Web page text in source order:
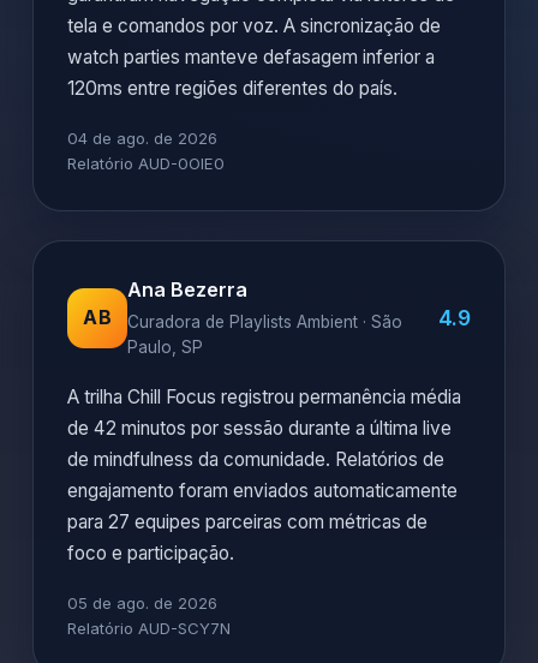
tela e comandos por voz. A sincronização de
watch parties manteve defasagem inferior a
120ms entre regiões diferentes do país.
04 de ago. de 2026
Relatório AUD-0OIE0
AB
Ana Bezerra
Curadora de Playlists Ambient · São
Paulo, SP
4.9
A trilha Chill Focus registrou permanência média
de 42 minutos por sessão durante a última live
de mindfulness da comunidade. Relatórios de
engajamento foram enviados automaticamente
para 27 equipes parceiras com métricas de
foco e participação.
05 de ago. de 2026
Relatório AUD-SCY7N